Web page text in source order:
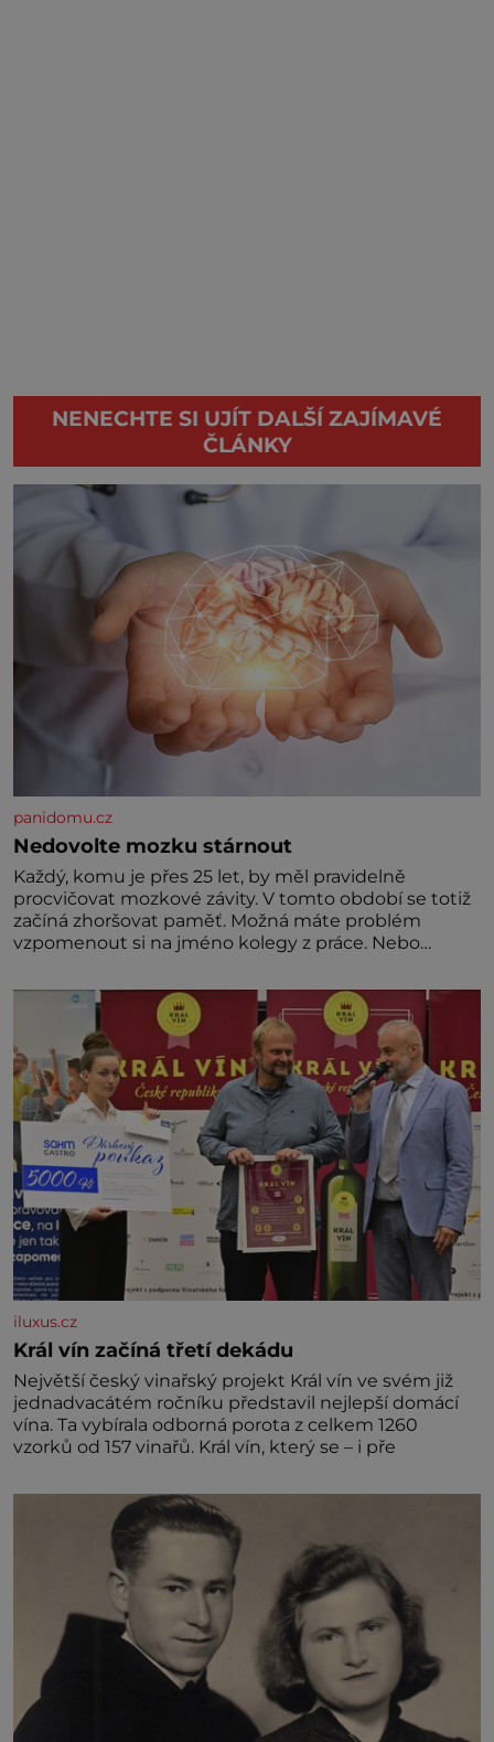
NENECHTE SI UJÍT DALŠÍ ZAJÍMAVÉ
ČLÁNKY
panidomu.cz
Nedovolte mozku stárnout
Každý, komu je přes 25 let, by měl pravidelně
procvičovat mozkové závity. V tomto období se totiž
začíná zhoršovat paměť. Možná máte problém
vzpomenout si na jméno kolegy z práce. Nebo
nedávno přečetli. Je to opravdu tak, s věkem jako
kdyby se paměť rozhodla stávkovat. Cvičte
iluxus.cz
Král vín začíná třetí dekádu
Největší český vinařský projekt Král vín ve svém již
jednadvacátém ročníku představil nejlepší domácí
vína. Ta vybírala odborná porota z celkem 1260
vzorků od 157 vinařů. Král vín, který se – i pře